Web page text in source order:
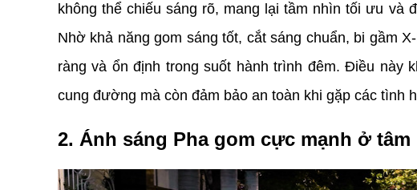
không thể chiếu sáng rõ, mang lại tầm nhìn tối ưu và
Nhờ khả năng gom sáng tốt, cắt sáng chuẩn, bi gầm
ràng và ổn định trong suốt hành trình đêm. Điều này
cung đường mà còn đảm bảo an toàn khi gặp các tình
2. Ánh sáng Pha gom cực mạnh ở tâm